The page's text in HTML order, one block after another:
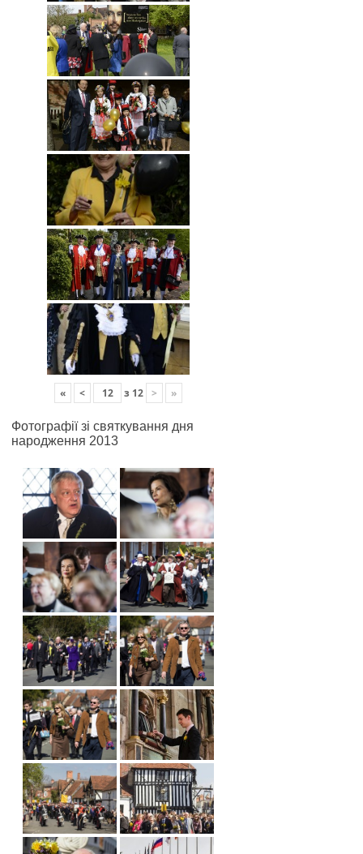
« < з 12 > »
Фотографії зі святкування дня
народження 2013